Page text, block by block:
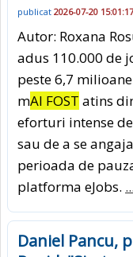
publicat 2026-07-20 15:01:17
Autor: Roxana
adus 110.000 de
peste 6,7
mAI FOST atins
eforturi intense
sau de a se
perioada de
platforma eJobs.
Daniel Pancu,